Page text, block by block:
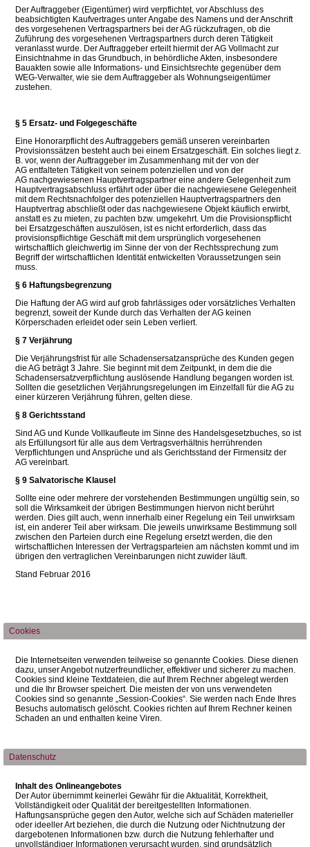
Der Auftraggeber (Eigentümer) wird verpflichtet, vor Abschluss des
beabsichtigten Kaufvertrages unter Angabe des Namens und der Anschrift
des vorgesehenen Vertragspartners bei der AG rückzufragen, ob die
Zuführung des vorgesehenen Vertragspartners durch deren Tätigkeit
veranlasst wurde. Der Auftraggeber erteilt hiermit der AG Vollmacht zur
Einsichtnahme in das Grundbuch, in behördliche Akten, insbesondere
Bauakten sowie alle Informations- und Einsichtsrechte gegenüber dem
WEG-Verwalter, wie sie dem Auftraggeber als Wohnungseigentümer
zustehen.
§ 5 Ersatz- und Folgegeschäfte
Eine Honorarpflicht des Auftraggebers gemäß unseren vereinbarten
Provisionssätzen besteht auch bei einem Ersatzgeschäft. Ein solches liegt z.
B. vor, wenn der Auftraggeber im Zusammenhang mit der von der
AG entfalteten Tätigkeit von seinem potenziellen und von der
AG nachgewiesenen Hauptvertragspartner eine andere Gelegenheit zum
Hauptvertragsabschluss erfährt oder über die nachgewiesene Gelegenheit
mit dem Rechtsnachfolger des potenziellen Hauptvertragspartners den
Hauptvertrag abschließt oder das nachgewiesene Objekt käuflich erwirbt,
anstatt es zu mieten, zu pachten bzw. umgekehrt. Um die Provisionspflicht
bei Ersatzgeschäften auszulösen, ist es nicht erforderlich, dass das
provisionspflichtige Geschäft mit dem ursprünglich vorgesehenen
wirtschaftlich gleichwertig im Sinne der von der Rechtssprechung zum
Begriff der wirtschaftlichen Identität entwickelten Voraussetzungen sein
muss.
§ 6 Haftungsbegrenzung
Die Haftung der AG wird auf grob fahrlässiges oder vorsätzliches Verhalten
begrenzt, soweit der Kunde durch das Verhalten der AG keinen
Körperschaden erleidet oder sein Leben verliert.
§ 7 Verjährung
Die Verjährungsfrist für alle Schadensersatzansprüche des Kunden gegen
die AG beträgt 3 Jahre. Sie beginnt mit dem Zeitpunkt, in dem die die
Schadensersatzverpflichtung auslösende Handlung begangen worden ist.
Sollten die gesetzlichen Verjährungsregelungen im Einzelfall für die AG zu
einer kürzeren Verjährung führen, gelten diese.
§ 8 Gerichtsstand
Sind AG und Kunde Vollkaufleute im Sinne des Handelsgesetzbuches, so ist
als Erfüllungsort für alle aus dem Vertragsverhältnis herrührenden
Verpflichtungen und Ansprüche und als Gerichtsstand der Firmensitz der
AG vereinbart.
§ 9 Salvatorische Klausel
Sollte eine oder mehrere der vorstehenden Bestimmungen ungültig sein, so
soll die Wirksamkeit der übrigen Bestimmungen hiervon nicht berührt
werden. Dies gilt auch, wenn innerhalb einer Regelung ein Teil unwirksam
ist, ein anderer Teil aber wirksam. Die jeweils unwirksame Bestimmung soll
zwischen den Parteien durch eine Regelung ersetzt werden, die den
wirtschaftlichen Interessen der Vertragsparteien am nächsten kommt und im
übrigen den vertraglichen Vereinbarungen nicht zuwider läuft.
Stand Februar 2016
Cookies
Die Internetseiten verwenden teilweise so genannte Cookies. Diese dienen
dazu, unser Angebot nutzerfreundlicher, effektiver und sicherer zu machen.
Cookies sind kleine Textdateien, die auf Ihrem Rechner abgelegt werden
und die Ihr Browser speichert. Die meisten der von uns verwendeten
Cookies sind so genannte „Session-Cookies“. Sie werden nach Ende Ihres
Besuchs automatisch gelöscht. Cookies richten auf Ihrem Rechner keinen
Schaden an und enthalten keine Viren.
Datenschutz
Inhalt des Onlineangebotes
Der Autor übernimmt keinerlei Gewähr für die Aktualität, Korrektheit,
Vollständigkeit oder Qualität der bereitgestellten Informationen.
Haftungsansprüche gegen den Autor, welche sich auf Schäden materieller
oder ideeller Art beziehen, die durch die Nutzung oder Nichtnutzung der
dargebotenen Informationen bzw. durch die Nutzung fehlerhafter und
unvollständiger Informationen verursacht wurden, sind grundsätzlich